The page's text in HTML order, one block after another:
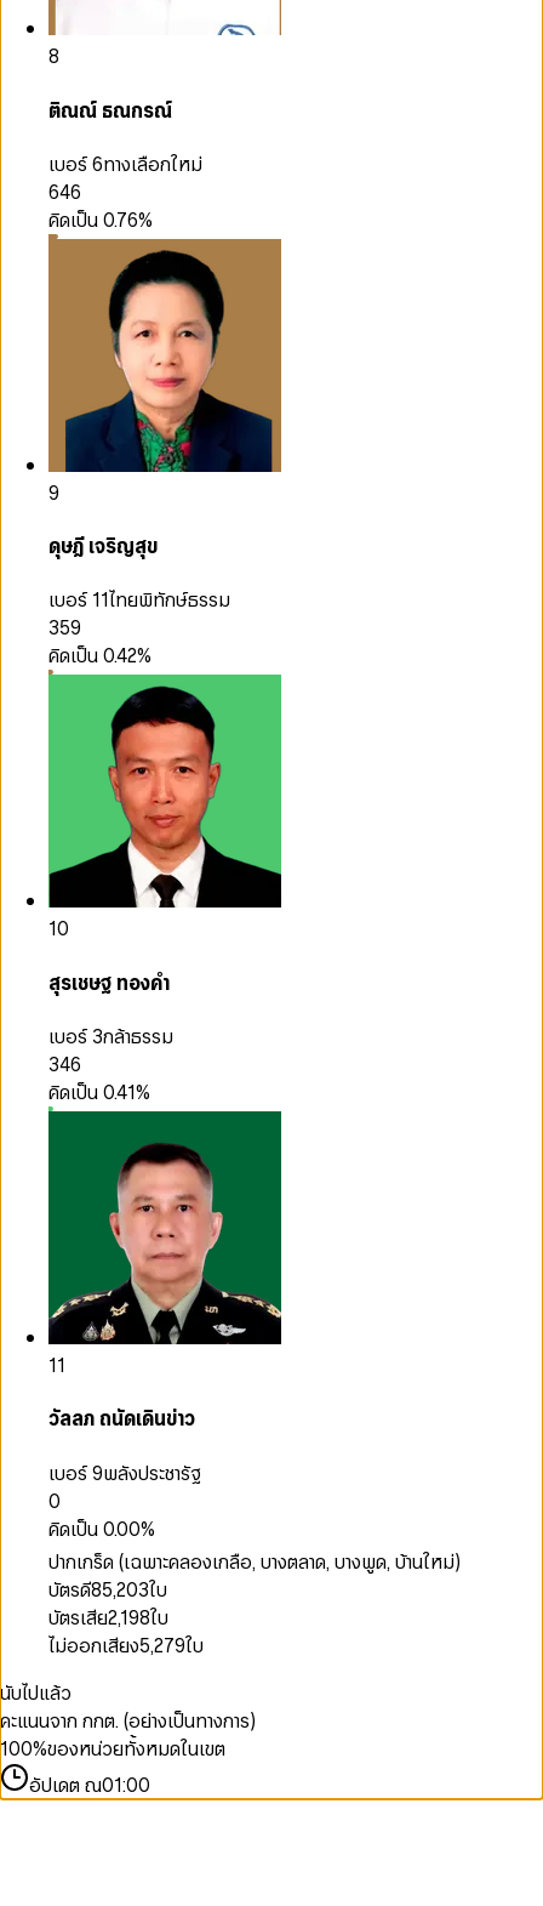
8
ติณณ์ ธณกรณ์
เบอร์ 6ทางเลือกใหม่
646
คิดเป็น0.76%
9
ดุษฎี เจริญสุข
เบอร์ 11ไทยพิทักษ์ธรรม
359
คิดเป็น0.42%
10
สุรเชษฐ ทองคำ
เบอร์ 3กล้าธรรม
346
คิดเป็น0.41%
11
วัลลภ ถนัดเดินข่าว
เบอร์ 9พลังประชารัฐ
0
คิดเป็น0.00%
ปากเกร็ด (เฉพาะคลองเกลือ, บางตลาด, บางพูด, บ้านใหม่)
บัตรดี85,203ใบ
บัตรเสีย2,198ใบ
ไม่ออกเสียง5,279ใบ
นับไปแล้ว
คะแนนจาก กกต. (อย่างเป็นทางการ)
100%ของหน่วยทั้งหมดในเขต
อัปเดต ณ01:00